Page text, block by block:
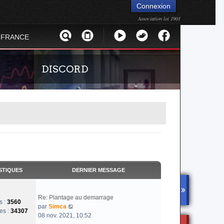
Connexion
Association loi 1901
de la
Suivez
DISCORD
Rejoignez-nous sur le discord Urban Terror
France !
DERNIER MESSAGE
: 3560
: 34307
Re: Plantage au demarrage
par Simca
o
08 nov. 2021, 10:52